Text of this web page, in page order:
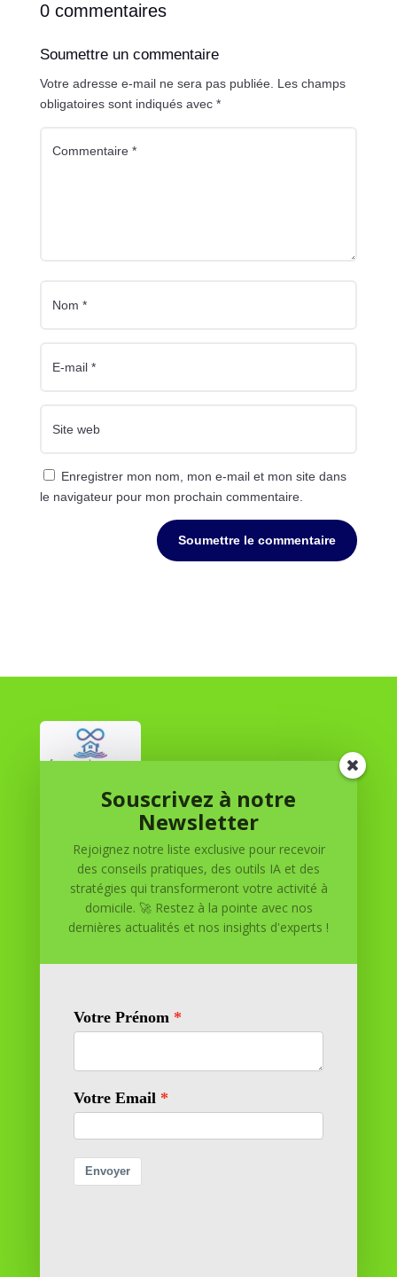
0 commentaires
Soumettre un commentaire
Votre adresse e-mail ne sera pas publiée. Les champs
obligatoires sont indiqués avec *
Enregistrer mon nom, mon e-mail et mon site dans
le navigateur pour mon prochain commentaire.
Soumettre le commentaire
Réussite à Domicile
Réussite à Domicile est votre partenaire de confiance
pour atteindre vos objectifs depuis le confort de votre
maison. Nous offrons des solutions personnalisées pour
vous aider à réussir.
11 rue Richelieu
69100 VILLEURBANNE
Contactez-nous
contact@reussiteadomicile.com
Souscrivez à notre
Newsletter
Rejoignez notre liste exclusive pour recevoir
des conseils pratiques, des outils IA et des
stratégies qui transformeront votre activité à
domicile. 🚀 Restez à la pointe avec nos
dernières actualités et nos insights d'experts !